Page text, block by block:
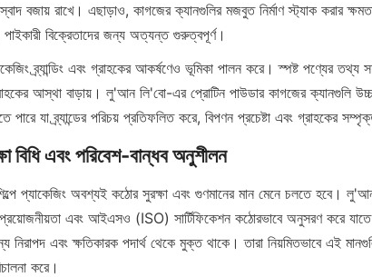
বজায় রাখে। এছাড়াও, কাগজের ক্যানগুলির মজবুত নির্মাণ স্ট্যাক করার
পাইকারী বিক্রেতাদের জন্য অত্যন্ত গুরুত্বপূর্ণ।
ব্র্যান্ডিং এবং গ্রাহকের আকর্ষণেও ভূমিকা পালন করে। স্পষ্ট পণ্যের তথ্য
আস্থা বাড়ায়। লু'আন লি'বো-এর প্রোটিন পাউডার কাগজের ক্যানগুলি উচ্চ-
পারে যা ব্র্যান্ডের পরিচয় প্রতিফলিত করে, বিপণন প্রচেষ্টা এবং গ্রাহকের
প্যাকেজিং অবশ্যই কঠোর সুরক্ষা এবং গুণমানের মান মেনে চলতে হবে।
এবং আইএসও (ISO) সার্টিফিকেশন কঠোরভাবে অনুসরণ করে যাতে
নিরাপদ এবং ক্ষতিকারক পদার্থ থেকে মুক্ত থাকে। তারা নিয়মিতভাবে এই
করে।